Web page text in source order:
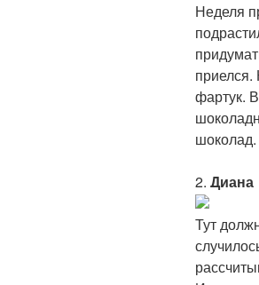
Неделя
фартук.
шоколад.
2. Диана
Тут